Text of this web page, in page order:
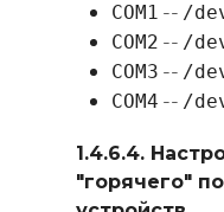
COM1 -- /
COM2 -- /
COM3 -- /
COM4 -- /
1.4.6.4.
"горячего"